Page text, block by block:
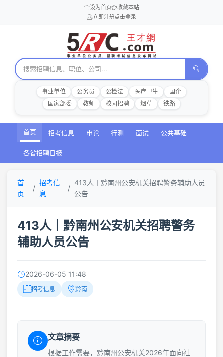
设为首页
收藏本站
立即注册点击登录
事业单位 公务员 公检法 医疗卫生
国企
国家部委
教师 校园招聘 烟草 铁路
首页 招考信息 申论 行测 面试 公共基础
各省招聘日报
首
页
招考信
息
413人丨黔南州公安机关招聘警务辅助人员
公告
413人丨黔南州公安机关招聘警务
辅助人员公告
2026-06-05 11:48
招考信息 黔南
文章摘要
根据工作需要，黔南州公安机关2026年面向社